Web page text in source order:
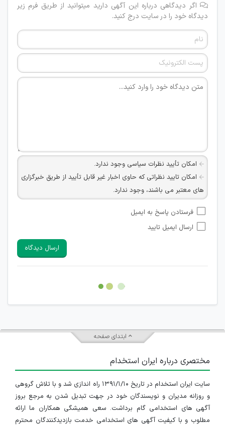
اگر دیدگاهی درباره این آگهی دارید میتوانید از طریق فرم زیر
دیدگاه خود را در سایت درج کنید.
امکان تأیید نظرات سیاسی وجود ندارد.
امکان تایید نظراتی که حاوی اخبار غیر قابل تأیید از طریق خبرگزاری
های معتبر می باشند، وجود ندارد.
شبکه های مجازی ارتباطی می باشند وجود ندارد.
امکان تأیید نظرات کاربرانی که به هر طریقی قصد مأیوس کردن
هرگونه تحریک، تحقیر و کنایه به سایر افراد (مسئول و غیر مسئول)
غیر مجاز می باشد.
امکان هماهنگی برای هرگونه ملاقات حضوری چه به صورت دسته
فرستادن پاسخ به ایمیل
ارسال ایمیل تایید
ارسال دیدگاه
ابتدای صفحه
مختصری درباره ایران استخدام
سایت ایران استخدام در تاریخ ۱۳۹۱/۱/۱۰ راه اندازی شد و با تلاش گروهی
و روزانه مدیران و نویسندگان خود در جهت تبدیل شدن به مرجع بروز
آگهی های استخدامی گام برداشت. سعی همیشگی همکاران ما ارائه
مطلوب و با کیفیت آگهی های استخدامی خدمت بازدیدکنندگان محترم